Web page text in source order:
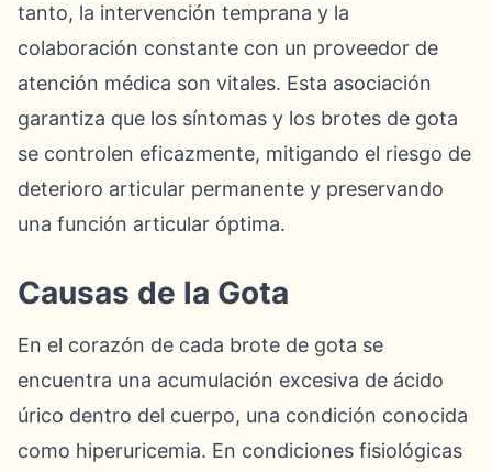
tanto, la intervención temprana y la
colaboración constante con un proveedor de
atención médica son vitales. Esta asociación
garantiza que los síntomas y los brotes de gota
se controlen eficazmente, mitigando el riesgo de
deterioro articular permanente y preservando
una función articular óptima.
Causas de la Gota
En el corazón de cada brote de gota se
encuentra una acumulación excesiva de ácido
úrico dentro del cuerpo, una condición conocida
como hiperuricemia. En condiciones fisiológicas